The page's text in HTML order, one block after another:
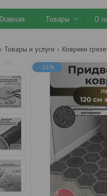
Главная Товары О
Товары и услуги Коврики
-15%